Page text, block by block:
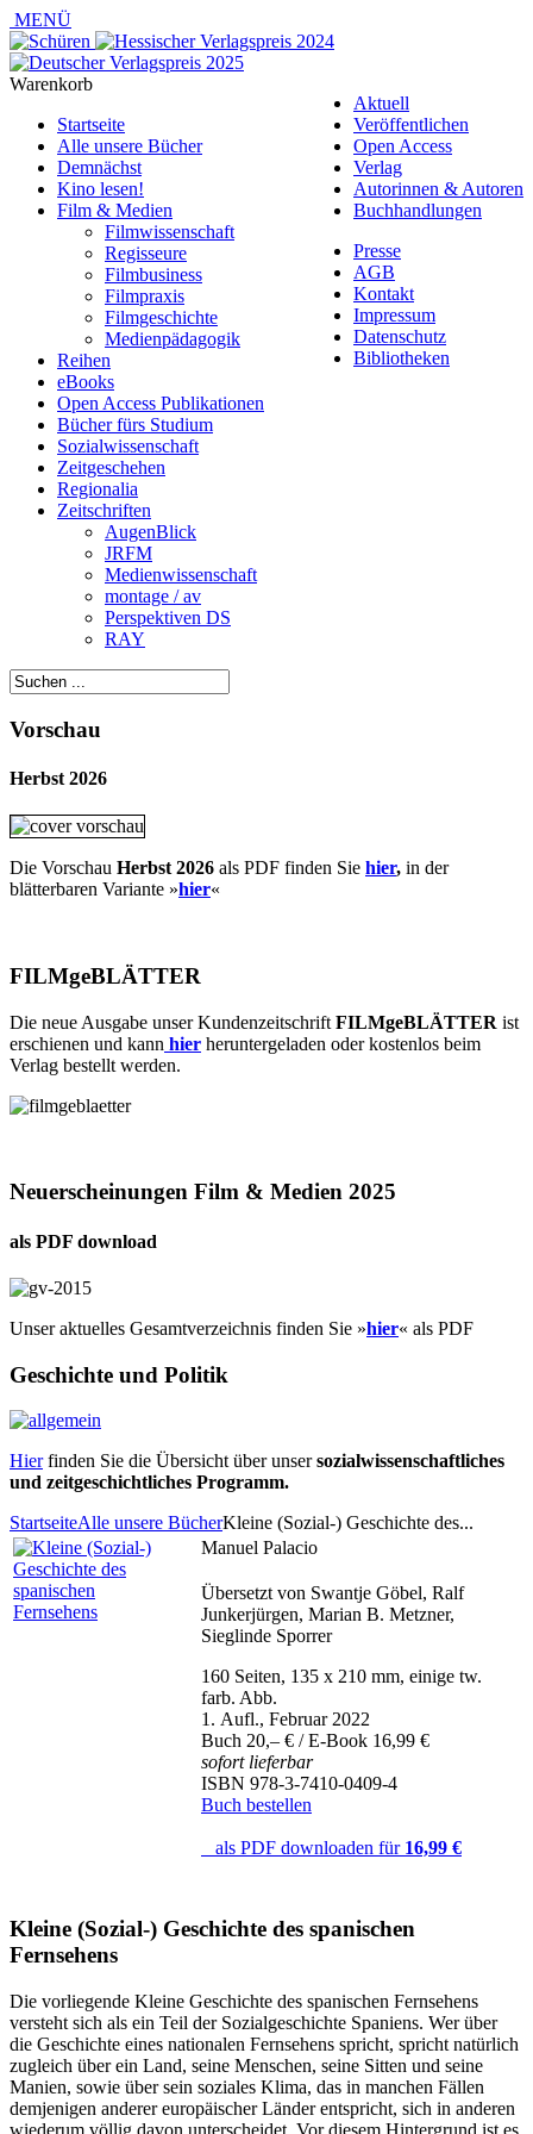
MENÜ
Aktuell
Veröffentlichen
Open Access
Verlag
Autorinnen & Autoren
Buchhandlungen
Presse
AGB
Kontakt
Impressum
Datenschutz
Bibliotheken
Warenkorb
Startseite
Alle unsere Bücher
Demnächst
Kino lesen!
Film & Medien
Filmwissenschaft
Regisseure
Filmbusiness
Filmpraxis
Filmgeschichte
Medienpädagogik
Reihen
eBooks
Open Access Publikationen
Bücher fürs Studium
Sozialwissenschaft
Zeitgeschehen
Regionalia
Zeitschriften
AugenBlick
JRFM
Medienwissenschaft
montage / av
Perspektiven DS
RAY
Vorschau
Herbst 2026
Die Vorschau Herbst 2026 als PDF finden Sie hier, in der
blätterbaren Variante »hier«
FILMgeBLÄTTER
Die neue Ausgabe unser Kundenzeitschrift FILMgeBLÄTTER ist
erschienen und kann hier heruntergeladen oder kostenlos beim
Verlag bestellt werden.
Neuerscheinungen Film & Medien 2025
als PDF download
Unser aktuelles Gesamtverzeichnis finden Sie »hier« als PDF
Geschichte und Politik
Hierfinden Sie die Übersicht über unsersozialwissenschaftliches
und zeitgeschichtliches Programm.
StartseiteAlle unsere BücherKleine (Sozial-) Geschichte des...
Manuel Palacio
Übersetzt von Swantje Göbel, Ralf
Junkerjürgen, Marian B. Metzner,
Sieglinde Sporrer
160 Seiten, 135 x 210 mm, einige tw.
farb. Abb.
1. Aufl., Februar 2022
Buch 20,– € / E-Book 16,99 €
sofort lieferbar
ISBN 978-3-7410-0409-4
Buch bestellen
als PDF downloaden für 16,99 €
Kleine (Sozial-) Geschichte des spanischen
Fernsehens
Die vorliegende Kleine Geschichte des spanischen Fernsehens
versteht sich als ein Teil der Sozialgeschichte Spaniens. Wer über
die Geschichte eines nationalen Fernsehens spricht, spricht natürlich
zugleich über ein Land, seine Menschen, seine Sitten und seine
Manien, sowie über sein soziales Klima, das in manchen Fällen
demjenigen anderer europäischer Länder entspricht, sich in anderen
wiederum völlig davon unterscheidet. Vor diesem Hintergrund ist es